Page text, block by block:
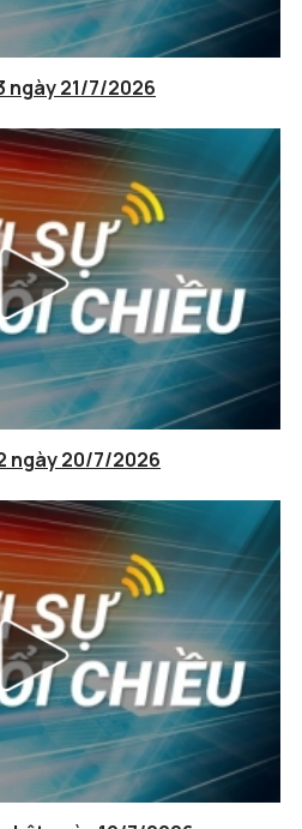
ngày 21/7/2026
ngày 20/7/2026